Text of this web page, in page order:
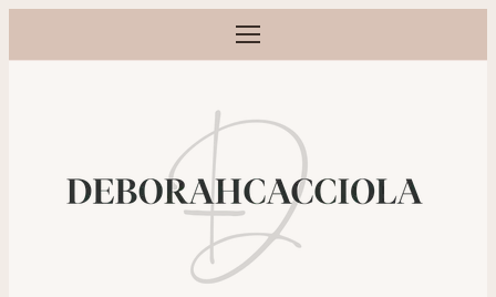
Ouvrir le menu
Photographe grossesse, naissance, bébé et famille à Orléans